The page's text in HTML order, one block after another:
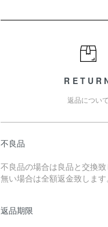
返品について
不良品
不良品の場合は良品と交換
無い場合は全額返金致します
返品期限